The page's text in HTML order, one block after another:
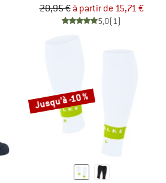
20,95 € à partir de 15,71 €
5,0(1)
Jusqu'à -10 %